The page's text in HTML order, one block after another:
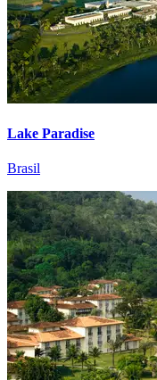
Lake Paradise
Brasil